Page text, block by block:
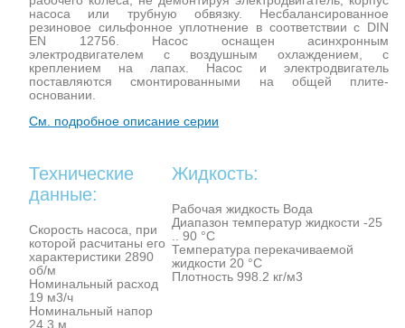
насоса или трубную обвязку. Несбалансированное
резиновое сильфонное уплотнение в соответствии с DIN
EN 12756. Насос оснащен асинхронным
электродвигателем с воздушным охлаждением, с
креплением на лапах. Насос и электродвигатель
поставляются смонтированными на общей плите-
основании.
См. подробное описание серии
Технические
данные:
Скорость насоса, при
которой расчитаны его
характеристики 2890
об/м
Номинальный расход
19 м3/ч
Номинальный напор
24.3 м
Жидкость:
Рабочая жидкость Вода
Диапазон температур жидкости -25
.. 90 °C
Температура перекачиваемой
жидкости 20 °C
Плотность 998.2 кг/м3